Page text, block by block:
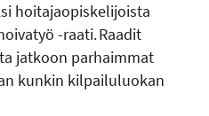
hoitajaopiskelijoista
-raati. Raadit
jatkoon parhaimmat
kunkin kilpailuluokan